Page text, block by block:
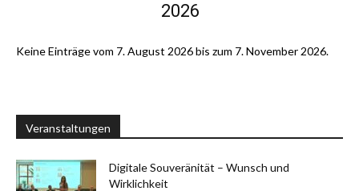
2026
Keine Einträge vom 7. August 2026 bis zum 7. November 2026.
Veranstaltungen
Digitale Souveränität – Wunsch und
Wirklichkeit